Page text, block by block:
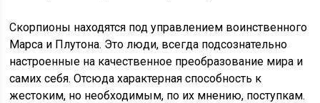
Скорпионы находятся под управлением воинственного
Марса и Плутона. Это люди, всегда подсознательно
настроенные на качественное преобразование мира и
самих себя. Отсюда характерная способность к
жестоким, но необходимым, по их мнению, поступкам.